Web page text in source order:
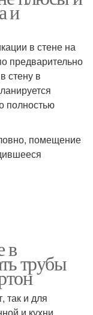
и
в стене на
предварительно
стену в
полностью
помещение
в
трубы
так и для